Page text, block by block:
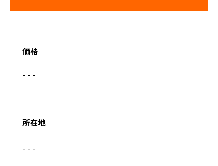
価格
- - -
所在地
- - -